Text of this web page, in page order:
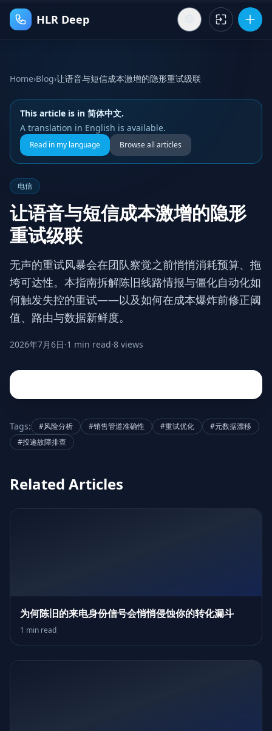
HLR Deep
Home›Blog›让语音与短信成本激增的隐形重试级联
This article is in 简体中文.
A translation in English is available.
Read in my language Browse all articles
电信
让语音与短信成本激增的隐形
重试级联
无声的重试风暴会在团队察觉之前悄悄消耗预算、拖
垮可达性。本指南拆解陈旧线路情报与僵化自动化如
何触发失控的重试——以及如何在成本爆炸前修正阈
值、路由与数据新鲜度。
2026年7月6日·1 min read·8 views
Tags: #风险分析 #销售管道准确性 #重试优化
#元数据漂移
#投递故障排查
Related Articles
为何陈旧的来电身份信号会悄悄侵蚀你的转化漏斗
1 min read